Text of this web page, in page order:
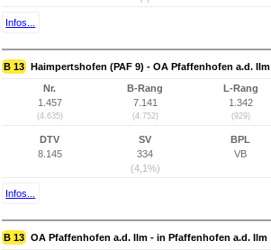
Infos...
B 13 Haimpertshofen (PAF 9) - OA Pfaffenhofen a.d. Ilm
Nr.
1.457
(4.635)
B-Rang
7.141
(4.752)
L-Rang
1.342
(929)
DTV
8.145
SV
334
(4,1%)
BPL
VB
Infos...
B 13 OA Pfaffenhofen a.d. Ilm - in Pfaffenhofen a.d. Ilm